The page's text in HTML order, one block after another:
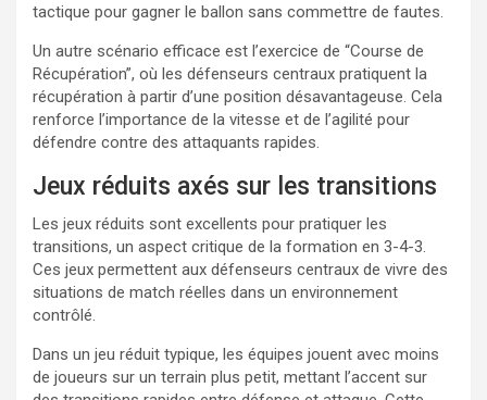
tactique pour gagner le ballon sans commettre de fautes.
Un autre scénario efficace est l’exercice de “Course de
Récupération”, où les défenseurs centraux pratiquent la
récupération à partir d’une position désavantageuse. Cela
renforce l’importance de la vitesse et de l’agilité pour
défendre contre des attaquants rapides.
Jeux réduits axés sur les transitions
Les jeux réduits sont excellents pour pratiquer les
transitions, un aspect critique de la formation en 3-4-3.
Ces jeux permettent aux défenseurs centraux de vivre des
situations de match réelles dans un environnement
contrôlé.
Dans un jeu réduit typique, les équipes jouent avec moins
de joueurs sur un terrain plus petit, mettant l’accent sur